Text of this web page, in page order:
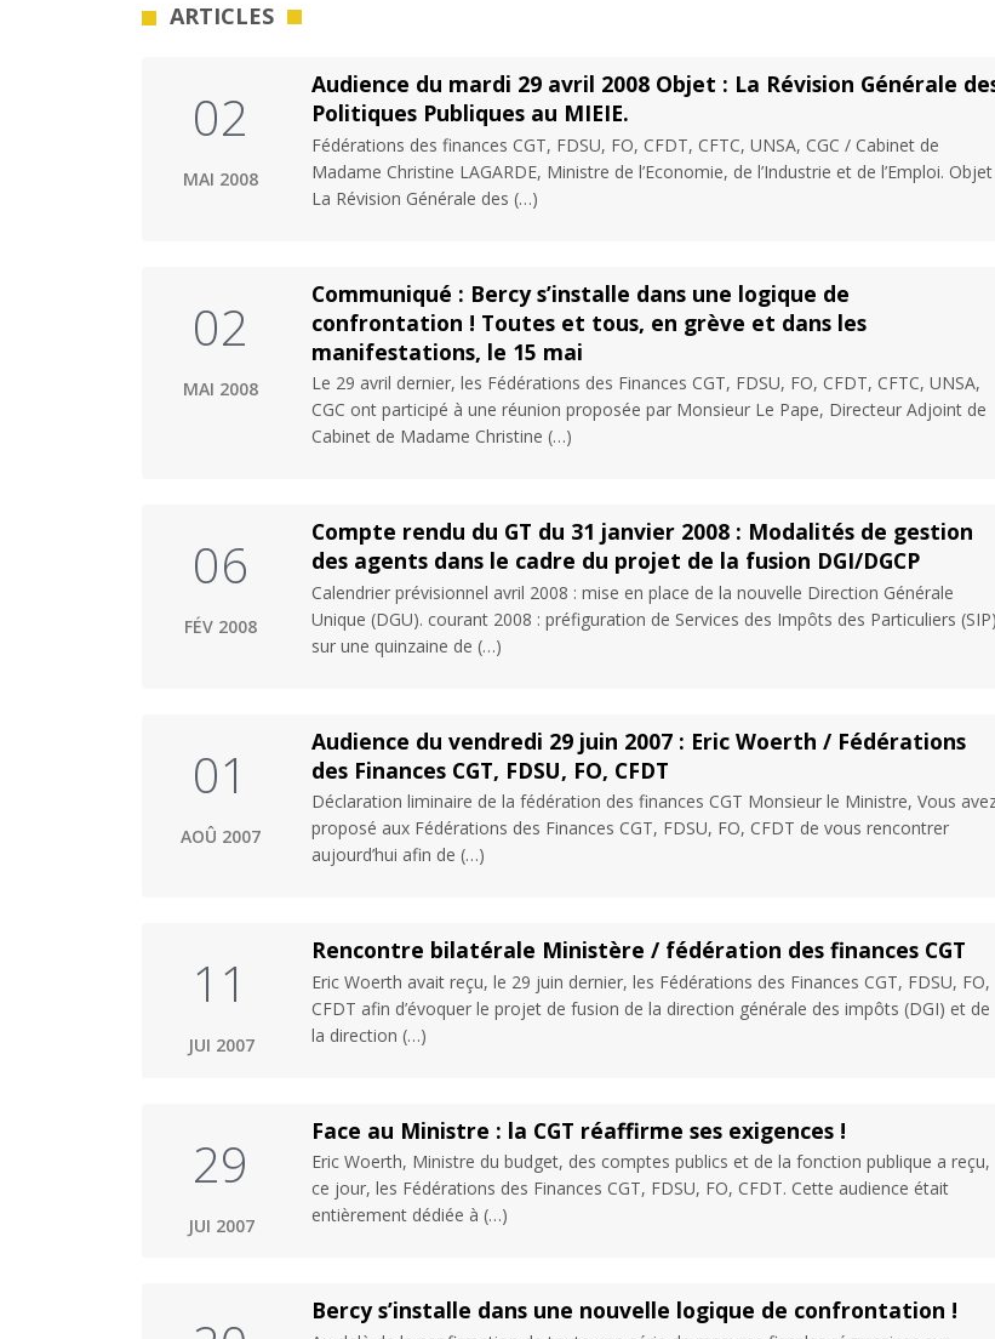
ARTICLES
02
MAI 2008
Audience du mardi 29 avril 2008 Objet : La Révision Générale
Politiques Publiques au MIEIE.
Fédérations des finances CGT, FDSU, FO, CFDT, CFTC, UNSA, CGC / Cabinet de
Madame Christine LAGARDE, Ministre de l’Economie, de l’Industrie et de l’Emploi. Objet
La Révision Générale des (…)
02
MAI 2008
Communiqué : Bercy s’installe dans une logique de
confrontation ! Toutes et tous, en grève et dans les
manifestations, le 15 mai
Le 29 avril dernier, les Fédérations des Finances CGT, FDSU, FO, CFDT, CFTC, UNSA,
CGC ont participé à une réunion proposée par Monsieur Le Pape, Directeur Adjoint de
Cabinet de Madame Christine (…)
06
FÉV 2008
Compte rendu du GT du 31 janvier 2008 : Modalités de gestion
des agents dans le cadre du projet de la fusion DGI/DGCP
Calendrier prévisionnel avril 2008 : mise en place de la nouvelle Direction Générale
Unique (DGU). courant 2008 : préfiguration de Services des Impôts des Particuliers (SIP)
sur une quinzaine de (…)
01
AOÛ 2007
Audience du vendredi 29 juin 2007 : Eric Woerth / Fédérations
des Finances CGT, FDSU, FO, CFDT
Déclaration liminaire de la fédération des finances CGT Monsieur le Ministre, Vous
proposé aux Fédérations des Finances CGT, FDSU, FO, CFDT de vous rencontrer
aujourd’hui afin de (…)
11
JUI 2007
Rencontre bilatérale Ministère / fédération des finances CGT
Eric Woerth avait reçu, le 29 juin dernier, les Fédérations des Finances CGT, FDSU, FO,
CFDT afin d’évoquer le projet de fusion de la direction générale des impôts (DGI) et de
la direction (…)
29
JUI 2007
Face au Ministre : la CGT réaffirme ses exigences !
Eric Woerth, Ministre du budget, des comptes publics et de la fonction publique a reçu,
ce jour, les Fédérations des Finances CGT, FDSU, FO, CFDT. Cette audience était
entièrement dédiée à (…)
Bercy s’installe dans une nouvelle logique de confrontation !